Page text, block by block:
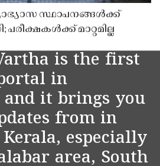
സ്ഥാപനങ്ങൾക്ക്
മാറ്റമില്ല
is the first
in
and it brings you
from in
especially
area, South